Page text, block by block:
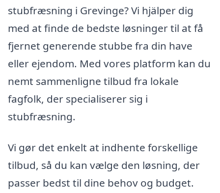
stubfræsning i Grevinge? Vi hjälper dig
med at finde de bedste løsninger til at få
fjernet generende stubbe fra din have
eller ejendom. Med vores platform kan du
nemt sammenligne tilbud fra lokale
fagfolk, der specialiserer sig i
stubfræsning.
Vi gør det enkelt at indhente forskellige
tilbud, så du kan vælge den løsning, der
passer bedst til dine behov og budget.